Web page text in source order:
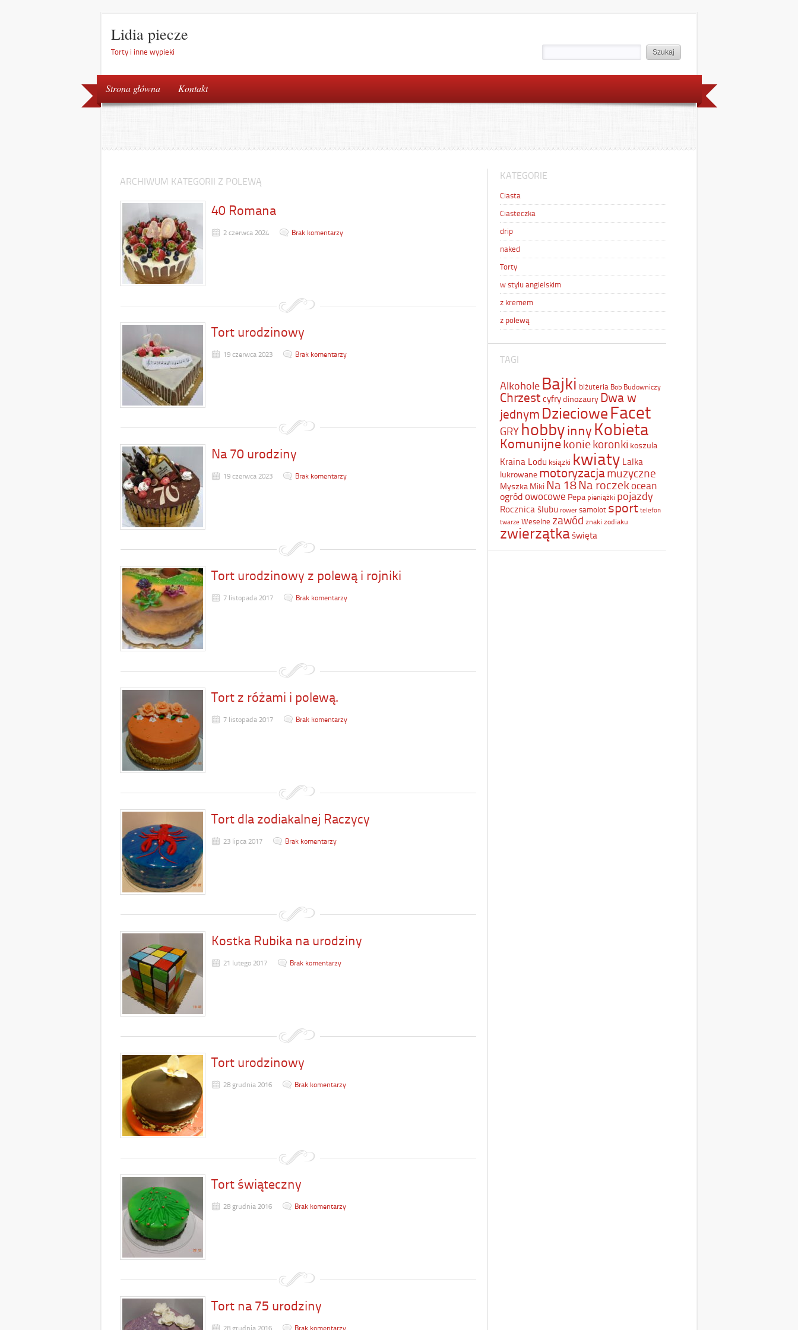
Lidia piecze
Torty i inne wypieki
Strona główna Kontakt
ARCHIWUM KATEGORII Z POLEWĄ
40 Romana
2 czerwca 2024 Brak komentarzy
Tort urodzinowy
19 czerwca 2023 Brak komentarzy
Na 70 urodziny
19 czerwca 2023 Brak komentarzy
Tort urodzinowy z polewą i rojniki
7 listopada 2017 Brak komentarzy
Tort z różami i polewą.
7 listopada 2017 Brak komentarzy
Tort dla zodiakalnej Raczycy
23 lipca 2017 Brak komentarzy
Kostka Rubika na urodziny
21 lutego 2017 Brak komentarzy
Tort urodzinowy
28 grudnia 2016 Brak komentarzy
Tort świąteczny
28 grudnia 2016 Brak komentarzy
Tort na 75 urodziny
28 grudnia 2016 Brak komentarzy
KATEGORIE
Ciasta
Ciasteczka
drip
naked
Torty
w stylu angielskim
z kremem
z polewą
TAGI
Alkohole Bajki biżuteria Bob Budowniczy
Chrzest cyfrydinozaury Dwa w
jednym DziecioweFacet
GRY hobbyinny Kobieta
Komunijnekoniekoronki koszula
Kraina Lodu ksiązki kwiaty Lalka
lukrowane motoryzacjamuzyczne
Myszka Miki Na 18Na roczekocean
ogród owocowe Pepa pieniążki pojazdy
Rocznica ślubu rower samolot sport telefon
twarze Weselne zawód znaki zodiaku
zwierzątkaświęta